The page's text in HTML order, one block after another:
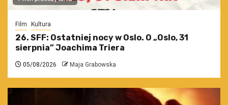
Film Kultura
26. SFF: Ostatniej nocy w Oslo. O „Oslo, 31
sierpnia” Joachima Triera
05/08/2026 Maja Grabowska